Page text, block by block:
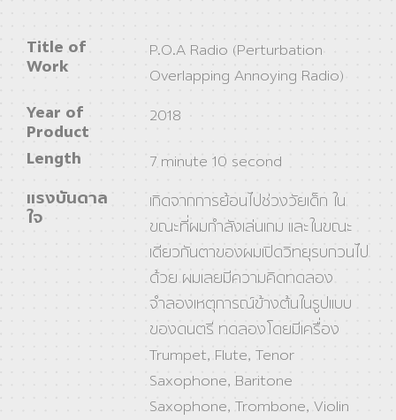
Title of
Work
P.O.A Radio (Perturbation
Overlapping Annoying Radio)
Year of
Product
2018
Length 7 minute 10 second
แรงบันดาล
ใจ
เกิดจากการย้อนไปช่วงวัยเด็ก ใน
ขณะที่ผมกำลังเล่นเกม และในขณะ
เดียวกันตาของผมเปิดวิทยุรบกวนไป
ด้วย ผมเลยมีความคิดทดลอง
จำลองเหตุการณ์ข้างต้นในรูปแบบ
ของดนตรี ทดลองโดยมีเครื่อง
Trumpet, Flute, Tenor
Saxophone, Baritone
Saxophone, Trombone, Violin